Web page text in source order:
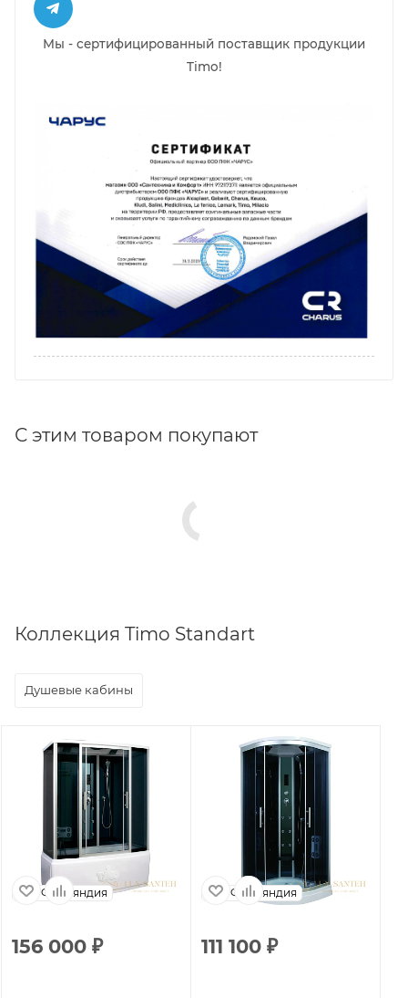
Мы - сертифицированный поставщик продукции
Timo!
С этим товаром покупают
Коллекция Timo Standart
Душевые кабины
Финляндия
156 000 ₽
Финляндия
111 100 ₽